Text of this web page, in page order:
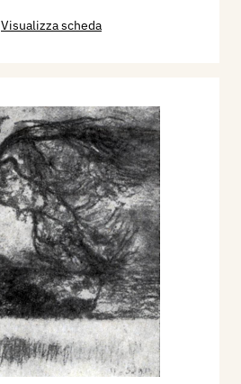
Visualizza scheda